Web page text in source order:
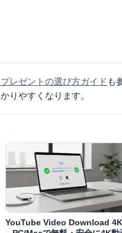
レゼントの選び方ガイド も
りやすくなります。
YouTube Video Download 4K